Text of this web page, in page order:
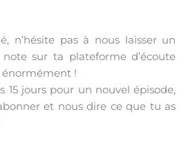
n’hésite pas à nous laisser un
sur ta plateforme d’écoute
énormément !
15 jours pour un nouvel épisode,
et nous dire ce que tu as